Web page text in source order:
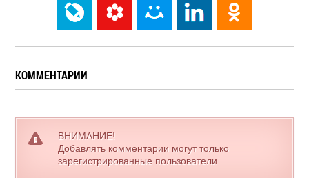
КОММЕНТАРИИ
ВНИМАНИЕ!
Добавлять комментарии могут только
зарегистрированные пользователи